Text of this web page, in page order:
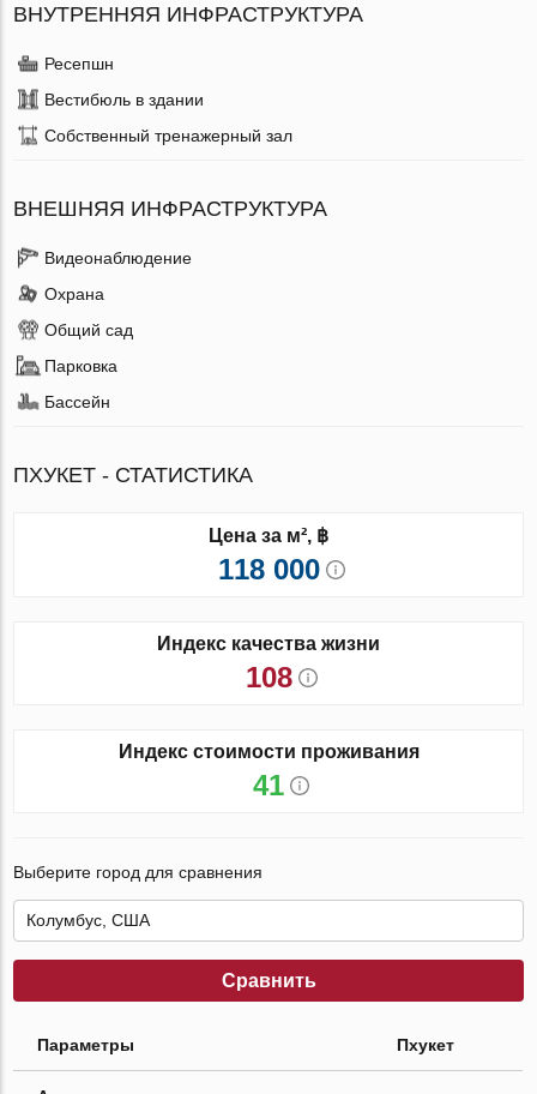
ВНУТРЕННЯЯ ИНФРАСТРУКТУРА
Ресепшн
Вестибюль в здании
Собственный тренажерный зал
ВНЕШНЯЯ ИНФРАСТРУКТУРА
Видеонаблюдение
Охрана
Общий сад
Парковка
Бассейн
ПХУКЕТ - СТАТИСТИКА
Цена за м², ฿
118 000
Индекс качества жизни
108
Индекс стоимости проживания
41
Выберите город для сравнения
Сравнить
Параметры Пхукет